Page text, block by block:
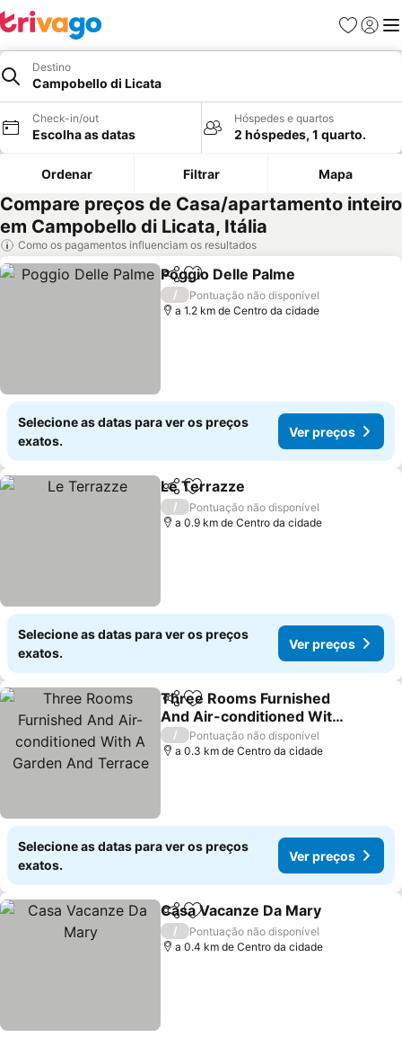
Favoritos
Iniciar
Destino
Campobello di Licata
Check-in/out
Escolha as datas
Hóspedes e quartos
2 hóspedes, 1 quarto.
Ordenar Filtrar Mapa
Compare preços de Casa/apartamento inteiro
em Campobello di Licata, Itália
Como os pagamentos influenciam os resultados
PartilharAdicionar aos favoritos
Poggio Delle Palme
/
Pontuação não disponível
a 1.2 km de Centro da cidade
Selecione as datas para ver os preços
exatos.
Ver preços
PartilharAdicionar aos favoritos
Le Terrazze
/
Pontuação não disponível
a 0.9 km de Centro da cidade
Selecione as datas para ver os preços
exatos.
Ver preços
PartilharAdicionar aos favoritos
Three Rooms Furnished
And Air-conditioned With
A Garden And Terrace
Ver preços
/
Pontuação não disponível
a 0.3 km de Centro da cidade
Selecione as datas para ver os preços
exatos.
Ver preços
PartilharAdicionar aos favoritos
Casa Vacanze Da Mary
/
Pontuação não disponível
a 0.4 km de Centro da cidade